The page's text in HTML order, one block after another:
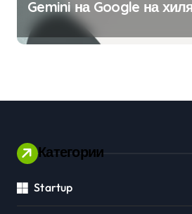
Gemini на Google на
клиенти на бизнес
приложения
Категории
Startup